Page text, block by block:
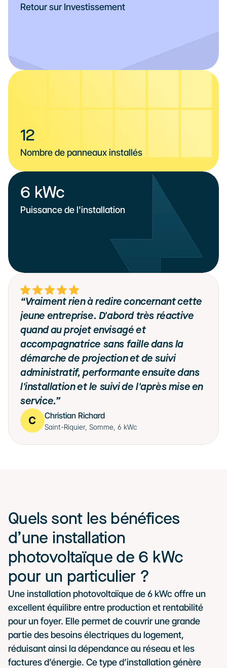
Retour sur Investissement
12
Nombre de panneaux installés
“Vraiment rien à redire concernant cette
jeune entreprise. D'abord très réactive
quand au projet envisagé et
accompagnatrice sans faille dans la
démarche de projection et de suivi
administratif, performante ensuite dans
l'installation et le suivi de l'après mise en
service.”
Christian Richard
Saint-Riquier, Somme, 6 kWc
6 kWc
Puissance de l'installation
Quels sont les bénéfices
d’une installation
photovoltaïque de 6 kWc
pour un particulier ?
Une installation photovoltaïque de 6 kWc offre un
excellent équilibre entre production et rentabilité
pour un foyer. Elle permet de couvrir une grande
partie des besoins électriques du logement,
réduisant ainsi la dépendance au réseau et les
factures d’énergie. Ce type d’installation génère